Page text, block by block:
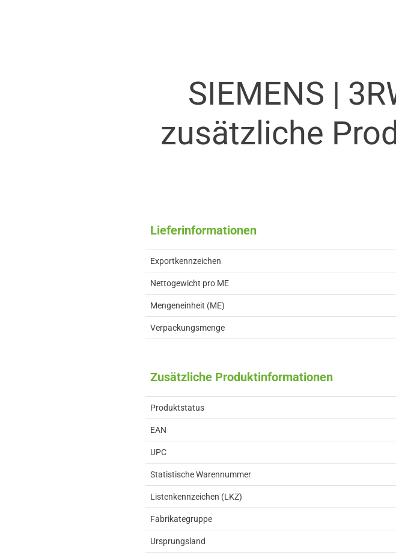
SIEMENS |
zusätzliche
Lieferinformationen
Exportkennzeichen
Nettogewicht pro ME
Mengeneinheit (ME)
Verpackungsmenge
Zusätzliche Produktinformationen
Produktstatus
EAN
UPC
Statistische Warennummer
Listenkennzeichen (LKZ)
Fabrikategruppe
Ursprungsland